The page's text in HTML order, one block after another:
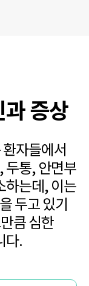
증상
자들에서
두통, 안면부
는데, 이는
두고 있기
큼 심한
다.